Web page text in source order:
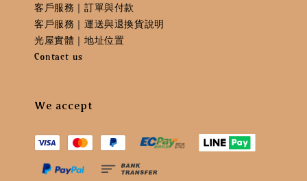
客戶服務｜訂單與付款
客戶服務｜運送與退換貨說明
光屋實體｜地址位置
Contact us
We accept